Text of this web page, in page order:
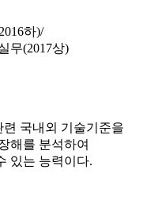
하)
무(2017상)
국내외 기술기준을
해를 분석하여
있는 능력이다.